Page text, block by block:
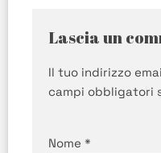
Lascia un
Il tuo indirizzo
campi obbligatori
Nome *